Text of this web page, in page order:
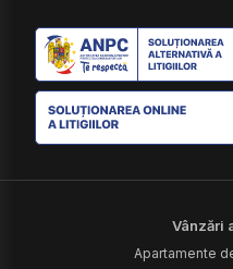
Vânzări
Apartamente